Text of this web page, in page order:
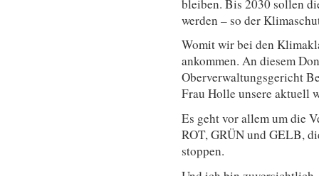
bleiben. Bis 2030 sollen
werden – so der
Womit wir bei den
ankommen. An diesem
Oberverwaltungsgericht
Frau Holle unsere aktuell
Es geht vor allem um die
ROT, GRÜN und GELB,
stoppen.